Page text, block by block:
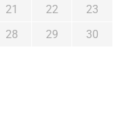
21 22
23
28 29
30